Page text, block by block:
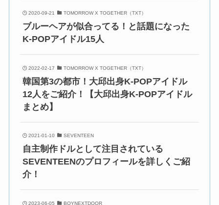
2020-09-21 TOMORROW X TOGETHER（TXT）
ブルーヘアが似合ってる！と話題になった
K-POPアイドル15人
2022-02-17 TOMORROW X TOGETHER（TXT）
韓国第3の都市！大邱出身K-POPアイドル
12人をご紹介！【大邱出身K-POPアイドル
まとめ】
2021-01-10 SEVENTEEN
自主制作ドルとして注目されている
SEVENTEENのプロフィールを詳しくご紹
介！
2023-06-05 BOYNEXTDOOR